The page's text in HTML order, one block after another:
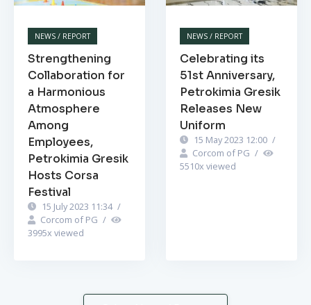
NEWS / REPORT
Strengthening
Collaboration for
a Harmonious
Atmosphere
Among
Employees,
Petrokimia Gresik
Hosts Corsa
Festival
15 July 2023 11:34 /
Corcom of PG /
3995x viewed
NEWS / REPORT
Celebrating its
51st Anniversary,
Petrokimia Gresik
Releases New
Uniform
15 May 2023 12:00 /
Corcom of PG /
5510x viewed